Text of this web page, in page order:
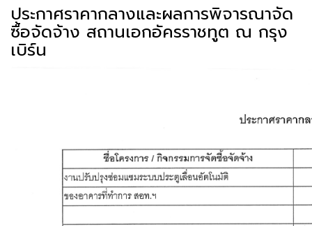
ประกาศราคากลางและผลการพิจารณาจัด
ซื้อจัดจ้าง สถานเอกอัครราชทูต ณ กรุง
เบิร์น